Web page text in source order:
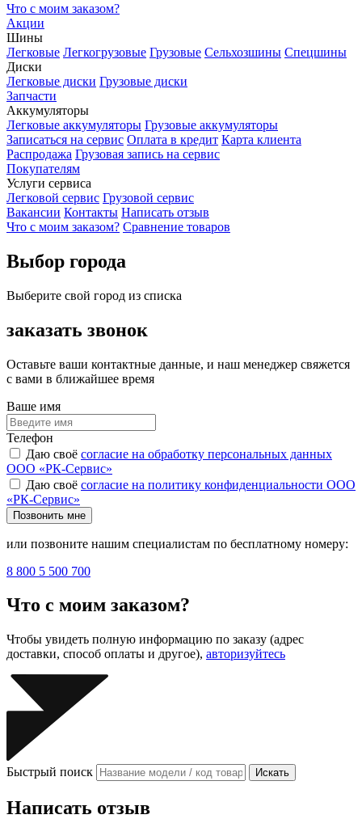
Что с моим заказом?
Акции
Шины
Легковые Легкогрузовые Грузовые Сельхозшины Спецшины
Диски
Легковые диски Грузовые диски
Запчасти
Аккумуляторы
Легковые аккумуляторы Грузовые аккумуляторы
Записаться на сервис Оплата в кредит Карта клиента
Распродажа Грузовая запись на сервис
Покупателям
Услуги сервиса
Легковой сервис Грузовой сервис
Вакансии Контакты Написать отзыв
Что с моим заказом? Сравнение товаров
Выбор города
Выберите свой город из списка
заказать звонок
Оставьте ваши контактные данные, и наш менеджер свяжется
с вами в ближайшее время
Ваше имя
Телефон
Даю своё согласие на обработку персональных данных
ООО «РК-Сервис»
Даю своё согласие на политику конфиденциальности ООО
«РК-Сервис»
Позвонить мне
или позвоните нашим специалистам по бесплатному номеру:
8 800 5 500 700
Что с моим заказом?
Чтобы увидеть полную информацию по заказу (адрес
доставки, способ оплаты и другое), авторизуйтесь
Быстрый поиск Искать
Написать отзыв